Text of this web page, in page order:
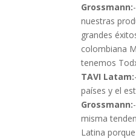
Grossmann:
nuestras
grandes
colombiana
tenemos
TAVI Latam:
países y el
Grossmann:
misma
Latina